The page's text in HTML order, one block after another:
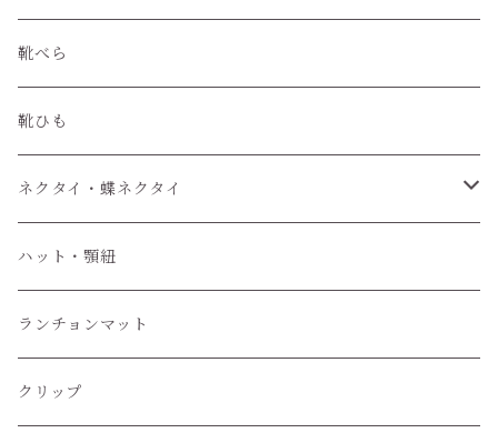
靴べら
靴ひも
ネクタイ・蝶ネクタイ
ワンタッチネクタイ
蝶ネクタイ
ハット・顎紐
ランチョンマット
クリップ